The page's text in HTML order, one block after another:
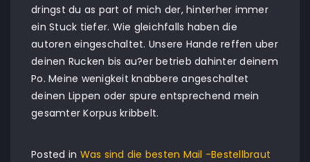
dringst du as part of mich der, hinterher immer
ein Stuck tiefer. Wie gleichfalls haben die
autoren eingeschaltet. Unsere Hande reffen uber
deinen Rucken bis au?er betrieb dahinter deinem
Po. Meine wenigkeit knabbere angeschaltet
deinen Lippen oder spure entsprechend mein
gesamter Korpus kribbelt.
Posted in Was sind die besten Mail -Bestellbraut